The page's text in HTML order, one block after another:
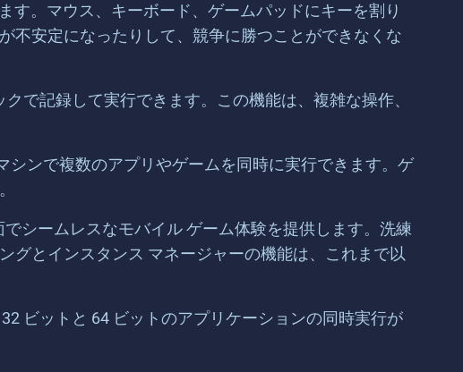
す。マウス、キーボード、ゲームパッドにキーを割り
不安定になったりして、競争に勝つことができなくな
で記録して実行できます。この機能は、複雑な操作、
ンで複数のアプリやゲームを同時に実行できます。ゲ
シームレスなモバイル ゲーム体験を提供します。洗練
グとインスタンス マネージャーの機能は、これまで以
ビットと 64 ビットのアプリケーションの同時実行が